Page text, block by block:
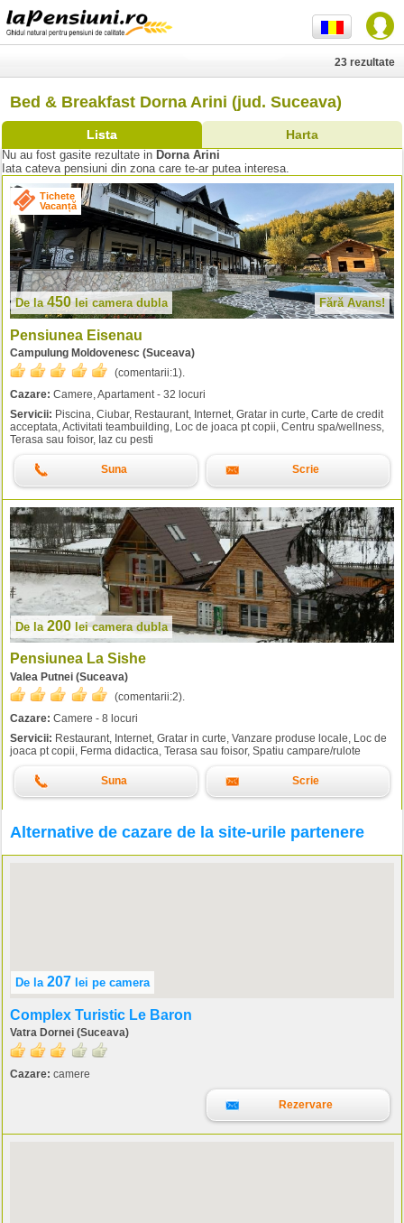
Bed & Breakfast Dorna Arini (jud. Suceava)
Lista Harta
23 rezultate
Nu au fost gasite rezultate in Dorna Arini
Iata cateva pensiuni din zona care te-ar putea interesa.
Tichete
Vacanță
De la450leicamera dubla Fără Avans!
Pensiunea Eisenau
Campulung Moldovenesc (Suceava)
(comentarii:1).
Cazare: Camere, Apartament - 32 locuri
Servicii: Piscina, Ciubar, Restaurant, Internet, Gratar in curte, Carte de credit
acceptata, Activitati teambuilding, Loc de joaca pt copii, Centru spa/wellness,
Terasa sau foisor, Iaz cu pesti
Suna Scrie
De la 200 leicamera dubla
Pensiunea La Sishe
Valea Putnei (Suceava)
(comentarii:2).
Cazare: Camere - 8 locuri
Servicii: Restaurant, Internet, Gratar in curte, Vanzare produse locale, Loc de
joaca pt copii, Ferma didactica, Terasa sau foisor, Spatiu campare/rulote
Suna Scrie
Alternative de cazare de la site-urile partenere
De la 207 lei pe camera
Complex Turistic Le Baron
Vatra Dornei (Suceava)
Cazare: camere
Rezervare